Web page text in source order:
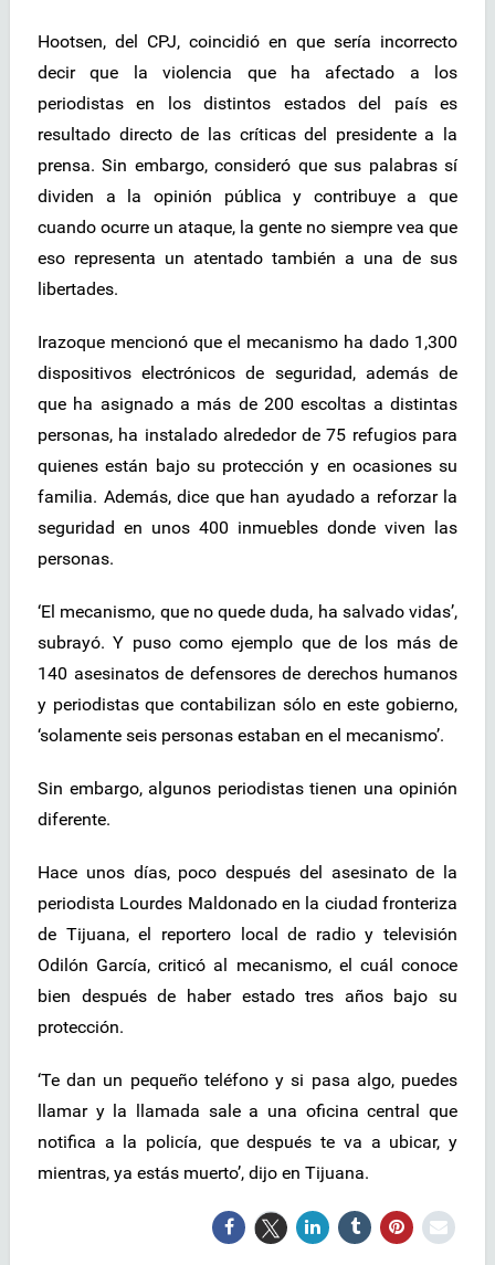
Hootsen, del CPJ, coincidió en que sería incorrecto
decir que la violencia que ha afectado a los
periodistas en los distintos estados del país es
resultado directo de las críticas del presidente a la
prensa. Sin embargo, consideró que sus palabras sí
dividen a la opinión pública y contribuye a que
cuando ocurre un ataque, la gente no siempre vea que
eso representa un atentado también a una de sus
libertades.
Irazoque mencionó que el mecanismo ha dado 1,300
dispositivos electrónicos de seguridad, además de
que ha asignado a más de 200 escoltas a distintas
personas, ha instalado alrededor de 75 refugios para
quienes están bajo su protección y en ocasiones su
familia. Además, dice que han ayudado a reforzar la
seguridad en unos 400 inmuebles donde viven las
personas.
‘El mecanismo, que no quede duda, ha salvado vidas’,
subrayó. Y puso como ejemplo que de los más de
140 asesinatos de defensores de derechos humanos
y periodistas que contabilizan sólo en este gobierno,
‘solamente seis personas estaban en el mecanismo’.
Sin embargo, algunos periodistas tienen una opinión
diferente.
Hace unos días, poco después del asesinato de la
periodista Lourdes Maldonado en la ciudad fronteriza
de Tijuana, el reportero local de radio y televisión
Odilón García, criticó al mecanismo, el cuál conoce
bien después de haber estado tres años bajo su
protección.
‘Te dan un pequeño teléfono y si pasa algo, puedes
llamar y la llamada sale a una oficina central que
notifica a la policía, que después te va a ubicar, y
mientras, ya estás muerto’, dijo en Tijuana.